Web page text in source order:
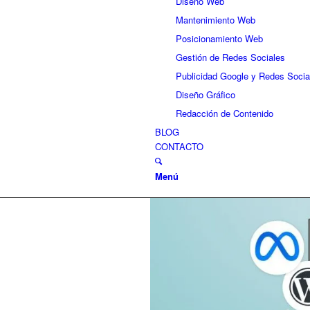
Mantenimiento Web
Posicionamiento Web
Gestión de Redes Sociales
Publicidad Google y Redes
Diseño Gráfico
Redacción de Contenido
BLOG
CONTACTO
Menú